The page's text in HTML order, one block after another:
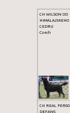
CH WILSON OD
HIMALAJSKEHO
CEDRU
Czech
CH REAL
DEFANS